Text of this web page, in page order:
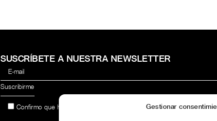
Gestionar
SUSCRÍBETE A NUESTRA NEWSLETTER
Confirmo que he leído y acepto la Política de privacidad del sitio